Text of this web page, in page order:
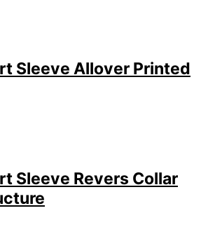
Sleeve Allover Printed
Sleeve Revers Collar